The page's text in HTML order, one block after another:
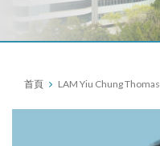
首頁 LAM Yiu Chung Thomas